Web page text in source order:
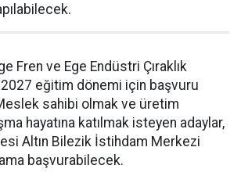
Fren ve Ege Endüstri Çıraklık
2027 eğitim dönemi için başvuru
sahibi olmak ve üretim
hayatına katılmak isteyen adaylar,
Altın Bilezik İstihdam Merkezi
başvurabilecek.